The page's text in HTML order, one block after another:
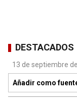
DESTACADOS
13 de septiembre
Añadir como